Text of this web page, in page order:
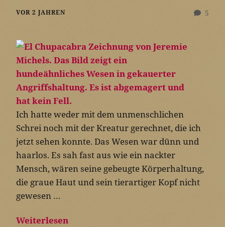
5
VOR 2 JAHREN
Ich hatte weder mit dem unmenschlichen
Schrei noch mit der Kreatur gerechnet, die ich
jetzt sehen konnte. Das Wesen war dünn und
haarlos. Es sah fast aus wie ein nackter
Mensch, wären seine gebeugte Körperhaltung,
die graue Haut und sein tierartiger Kopf nicht
gewesen …
Weiterlesen